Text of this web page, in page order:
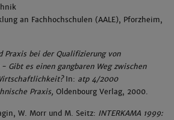
an Fachhochschulen (AALE), Pforzheim,
Praxis bei der Qualifizierung von
Gibt es einen gangbaren Weg zwischen
In: atp 4/2000
Praxis,Oldenbourg Verlag, 2000.
W. Morr und M. Seitz: INTERKAMA 1999: